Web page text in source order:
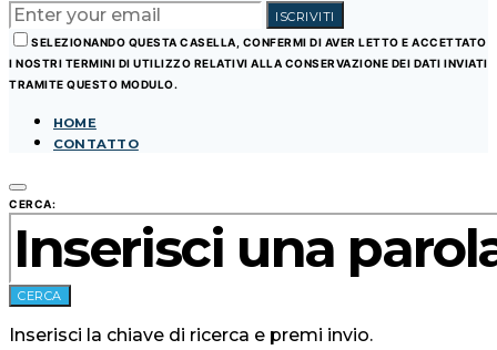
ISCRIVITI
SELEZIONANDO QUESTA CASELLA, CONFERMI DI AVER LETTO E ACCETTATO
I NOSTRI TERMINI DI UTILIZZO RELATIVI ALLA CONSERVAZIONE DEI DATI INVIATI
TRAMITE QUESTO MODULO.
HOME
CONTATTO
CERCA:
CERCA
Inserisci la chiave di ricerca e premi invio.